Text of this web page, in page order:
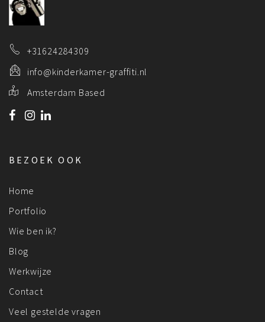
+31624284309
info@kinderkamer-graffiti.nl
Amsterdam Based
BEZOEK OOK
Home
Portfolio
Wie ben ik?
Blog
Werkwijze
Contact
Veel gestelde vragen